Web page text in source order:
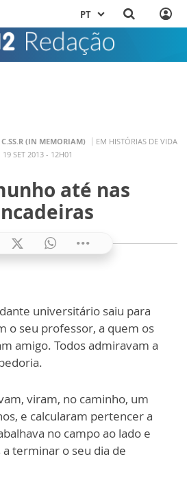
PT
(IN MEMORIAM)
EM HISTÓRIAS DE VIDA
19 SET 2013 - 12H01
até nas
universitário saiu para
o seu professor, a quem os
amigo. Todos admiravam a
viram, no caminho, um
e calcularam pertencer a
no campo ao lado e
terminar o seu dia de